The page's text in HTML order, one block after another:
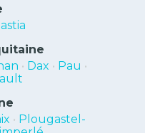
• Dax • Pau •
• Plougastel-